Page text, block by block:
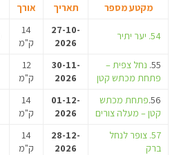
מקטע מספר תאריך אורך
54. יער יתיר
27-10-
2026
14
ק"מ
55. נחל צפית –
פתחת מכתש קטן
30-11-
2026
12
ק"מ
56. פתחת מכתש
קטן – מעלה צורים
01-12-
2026
14
ק"מ
57. צופר לנחל
ברק
28-12-
2026
14
ק"מ